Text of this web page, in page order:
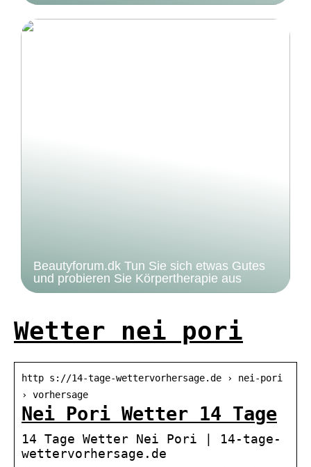
Beautyforum.dk Tun Sie sich etwas Gutes
und probieren Sie Körpertherapie aus
Wetter nei pori
http s://14-tage-wettervorhersage.de › nei-pori
› vorhersage
Nei Pori Wetter 14 Tage
14 Tage Wetter Nei Pori | 14-tage-
wettervorhersage.de